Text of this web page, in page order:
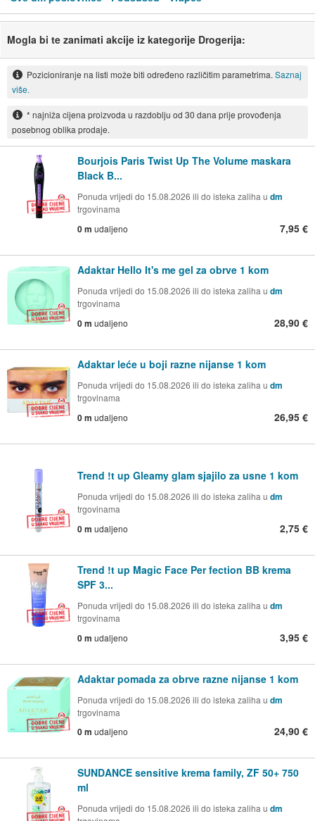
Mogla bi te zanimati akcije iz kategorije Drogerija:
Pozicioniranje na listi može biti određeno različitim parametrima. Saznaj
više.
* najniža cijena proizvoda u razdoblju od 30 dana prije provođenja
posebnog oblika prodaje.
Bourjois Paris Twist Up The Volume maskara
Black B...
Ponuda vrijedi do 15.08.2026 ili do isteka zaliha u dm
trgovinama
0 m udaljeno 7,95 €
Adaktar Hello It's me gel za obrve 1 kom
Ponuda vrijedi do 15.08.2026 ili do isteka zaliha u dm
trgovinama
0 m udaljeno 28,90 €
Adaktar leće u boji razne nijanse 1 kom
Ponuda vrijedi do 15.08.2026 ili do isteka zaliha u dm
trgovinama
0 m udaljeno 26,95 €
Trend !t up Gleamy glam sjajilo za usne 1 kom
Ponuda vrijedi do 15.08.2026 ili do isteka zaliha u dm
trgovinama
0 m udaljeno 2,75 €
Trend !t up Magic Face Per fection BB krema
SPF 3...
Ponuda vrijedi do 15.08.2026 ili do isteka zaliha u dm
trgovinama
0 m udaljeno 3,95 €
Adaktar pomada za obrve razne nijanse 1 kom
Ponuda vrijedi do 15.08.2026 ili do isteka zaliha u dm
trgovinama
0 m udaljeno 24,90 €
SUNDANCE sensitive krema family, ZF 50+ 750
ml
Ponuda vrijedi do 15.08.2026 ili do isteka zaliha u dm